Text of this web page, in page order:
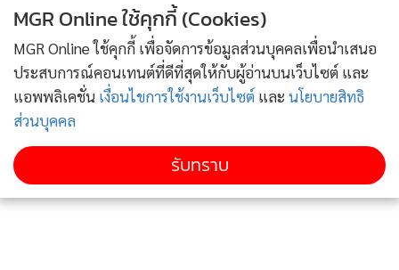
ภูธรภาค 5 ได้แถลงความคืบหน้าในการค้นหาและช่วยเหลือ
เยาวชนนักฟุตบอลทีมหมูป่าพร้อมผู้ฝึกสอนรวม 13 คน ที่ติดอยู่
ภายในถ้ำหลวงขุนน้ำนางนอน อ.แม่สาย จ.เชียงราย คืบหน้าต่อ
เนื่อง สูบน้ำได้ผลดี หน่วยซีลรุกคืบจากโถง3ไปแล้ว 600 เมตร
ยืนยันกรณีทีมหมูป่าติดถ้ำไม่เกี่ยวกับยาเสพติด
MGR Online ใช้คุกกี้ (Cookies)
MGR Online ใช้คุกกี้ เพื่อจัดการข้อมูลส่วนบุคคลเพื่อนำเสนอ
ประสบการณ์คอนเทนต์ที่ดีที่สุดให้กับผู้อ่านบนเว็บไซต์ และ
แอพพลิเคชั่น เงื่อนไขการใช้งานเว็บไซต์ และ นโยบายสิทธิ
ส่วนบุคคล
รับทราบ